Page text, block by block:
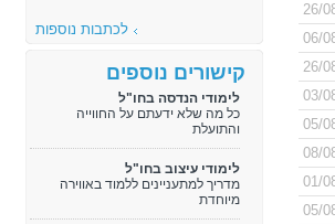
לכתבות נוספות
קישורים נוספים
לימודי הנדסה בחו"ל
כל מה שלא ידעתם על החווייה
והתועלת
לימודי עיצוב בחו"ל
מדריך למתעניינים ללמוד באווירה
מיוחדת